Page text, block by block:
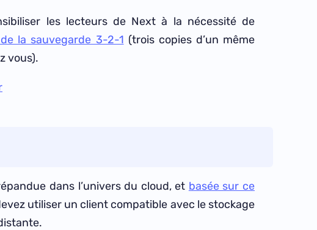
les lecteurs de Next à la nécessité de
la sauvegarde 3-2-1 (trois copies d’un même
vous).
dans l’univers du cloud, et basée sur ce
utiliser un client compatible avec le stockage